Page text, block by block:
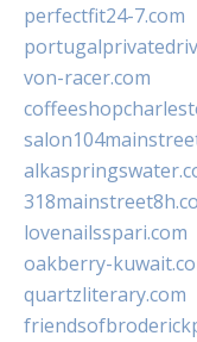
perfectfit24-7.com
von-racer.com
lovenailsspari.com
oakberry-
quartzliterary.com